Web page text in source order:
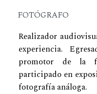
FOTÓGRAFO
Realizador
experiencia.
promotor de la
participado en
fotografía análoga.